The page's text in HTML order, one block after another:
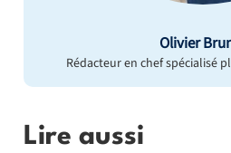
Olivier
Rédacteur en chef spécialisé
Lire aussi